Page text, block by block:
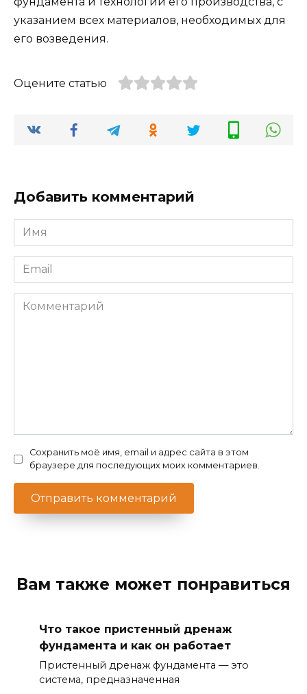
указанием всех материалов, необходимых для
его возведения.
Оцените статью
Добавить комментарий
Имя
*
Email
*
Комментарий
Сохранить моё имя, email и адрес сайта в этом
браузере для последующих моих комментариев.
Вам также может понравиться
Что такое пристенный дренаж
фундамента и как он работает
Пристенный дренаж фундамента — это
система, предназначенная